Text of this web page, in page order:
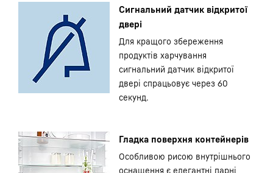
Сигнальний датчик відкритої
двері
Для кращого збереження
продуктів харчування
сигнальний датчик відкритої
двері спрацьовує через 60
секунд.
Гладка поверхня контейнерів
Особливою рисою внутрішнього
оснащення є елегантні парні